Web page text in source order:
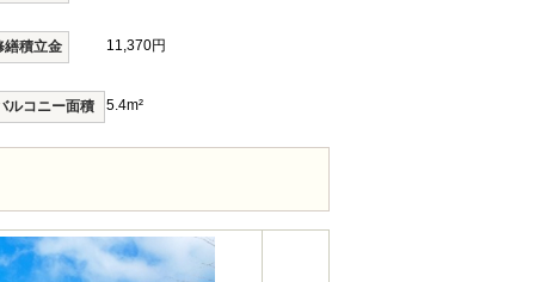
繕積立金 11,370円
ルコニー面積 5.4m²